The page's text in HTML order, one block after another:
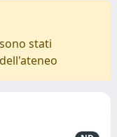
stati